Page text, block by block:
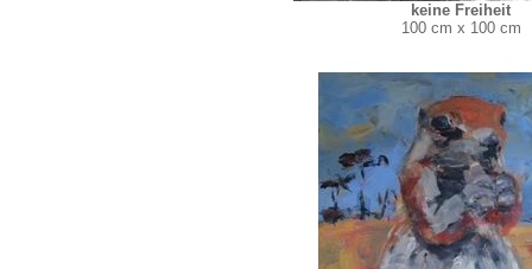
keine Freiheit
100 cm x 100 cm